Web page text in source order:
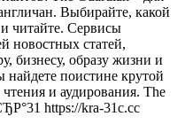
Выбирайте, какой
читайте. Сервисы
новостных статей,
бизнесу, образу жизни и
поистине крутой
и аудирования. The
https://kra-31c.cc